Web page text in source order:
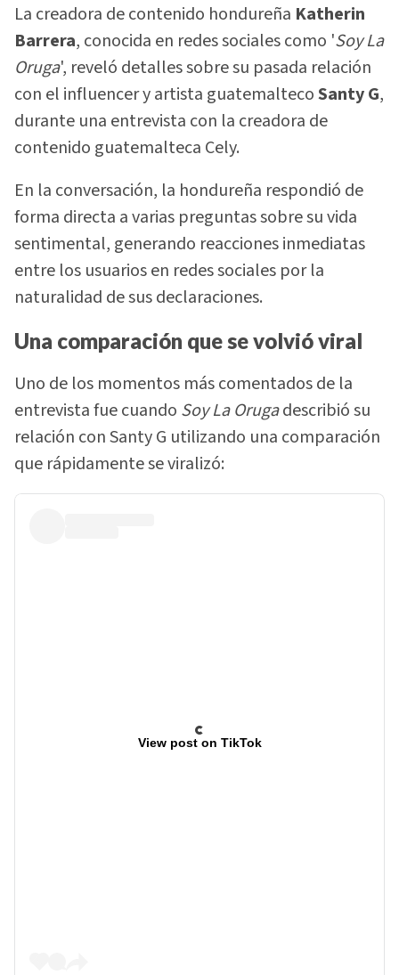
La creadora de contenido hondureña Katherin
Barrera, conocida en redes sociales como 'Soy La
Oruga', reveló detalles sobre su pasada relación
con el influencer y artista guatemaltecoSanty G,
durante una entrevista con la creadora de
contenido guatemalteca Cely.
En la conversación, la hondureña respondió de
forma directa a varias preguntas sobre su vida
sentimental, generando reacciones inmediatas
entre los usuarios en redes sociales por la
naturalidad de sus declaraciones.
Una comparación que se volvió viral
Uno de los momentos más comentados de la
entrevista fue cuando Soy La Orugadescribió su
relación con Santy G utilizando una comparación
que rápidamente se viralizó:
View post on TikTok